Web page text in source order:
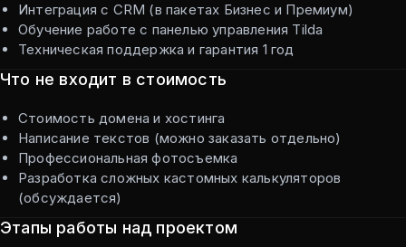
Интеграция с CRM (в пакетах Бизнес и Премиум)
Обучение работе с панелью управления Tilda
Техническая поддержка и гарантия 1 год
Что не входит в стоимость
Стоимость домена и хостинга
Написание текстов (можно заказать отдельно)
Профессиональная фотосъемка
Разработка сложных кастомных калькуляторов
(обсуждается)
Этапы работы над проектом